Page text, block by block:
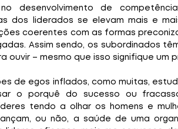
no desenvolvimento de
dos liderados se elevam mais e
coerentes com as formas
Assim sendo, os subordinados
ouvir – mesmo que isso signifique um
de egos inflados, como muitas,
o porquê do sucesso ou
tendo a olhar os homens e
ou não, a saúde de uma